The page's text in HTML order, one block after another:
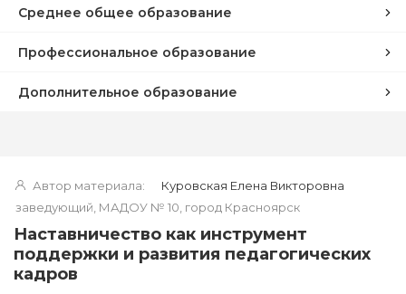
Среднее общее образование
Профессиональное образование
Дополнительное образование
Автор материала:
Куровская Елена Викторовна
заведующий, МАДОУ № 10, город Красноярск
Наставничество как инструмент
поддержки и развития педагогических
кадров